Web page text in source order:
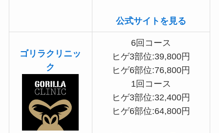
公式サイトを見る
ゴリラクリニッ
ク
6回コース
ヒゲ3部位:39,800円
ヒゲ6部位:76,800円
1回コース
ヒゲ3部位:32,400円
ヒゲ6部位:64,800円